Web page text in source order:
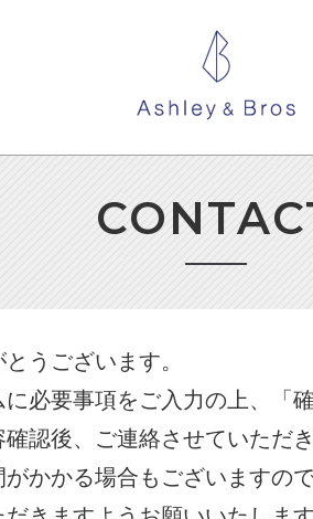
うございます。
に必要事項をご入力の上、「
確認後、ご連絡させていただ
がかかる場合もございますの